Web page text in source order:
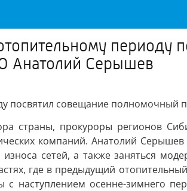
периоду
Анатолий Серышев
посвятил совещание
страны, прокуроры регионов
компаний. Анатолий
сетей, а также заняться
где в предыдущий
наступлением осенне-зимнего